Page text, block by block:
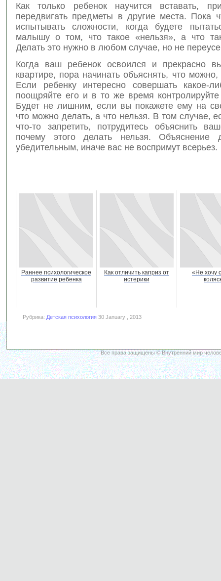
Как только ребенок научится вставать,
передвигать предметы в другие места. Пока
испытывать сложности, когда будете
малышу о том, что такое «нельзя», а что
Делать это нужно в любом случае, но не
Когда ваш ребенок освоился и прекрасно
квартире, пора начинать объяснять, что
Если ребенку интересно совершать какое-
поощряйте его и в то же время
Будет не лишним, если вы покажете ему на
что можно делать, а что нельзя. В том случае,
что-то запретить, потрудитесь объяснить
почему этого делать нельзя. Объяснение
убедительным, иначе вас не воспримут всерьез.
Раннее психологическое
развитие ребенка
Как отличить каприз от
истерики
«Не хочу
Рубрика: Детская психология 30 January , 2013
Все права защищены © Внутренний мир